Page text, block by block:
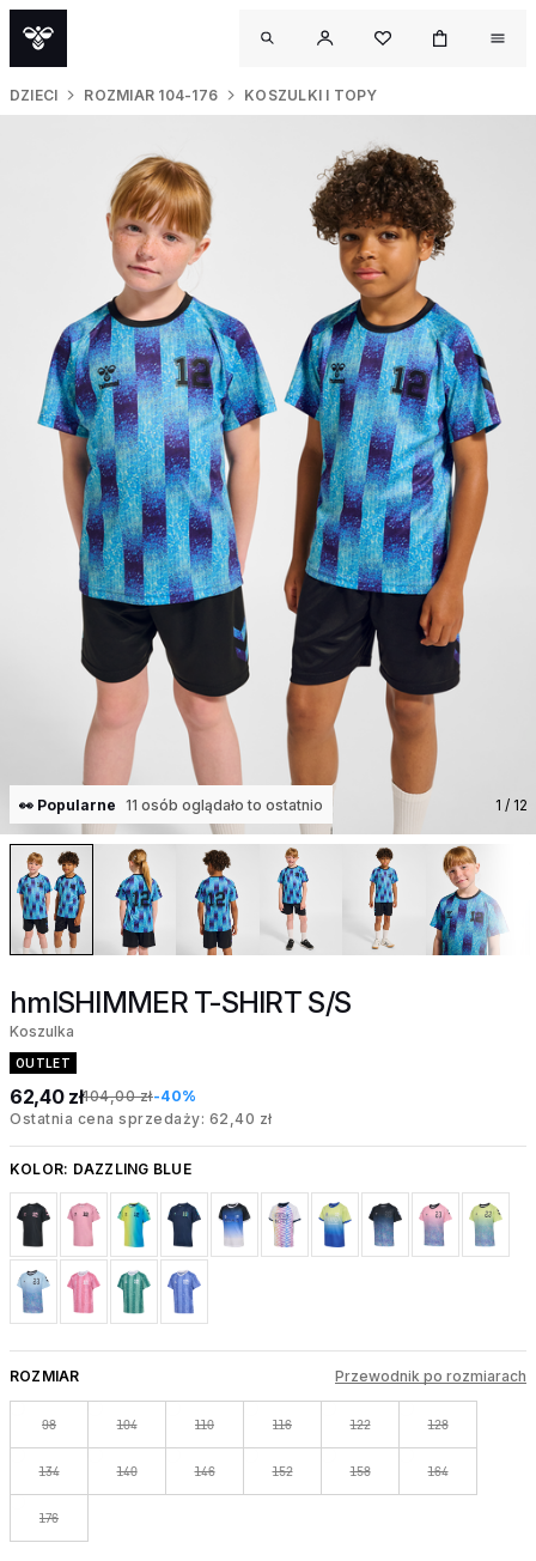
DZIECI ROZMIAR 104-176 KOSZULKI I TOPY
👀 Popularne 11 osób oglądało to ostatnio 1 / 12
hmlSHIMMER T-SHIRT S/S
Koszulka
OUTLET
62,40 zł104,00 zł-40%
Ostatnia cena sprzedaży: 62,40 zł
KOLOR: DAZZLING BLUE
ROZMIAR Przewodnik po rozmiarach
98 104 110 116 122 128
134 140 146 152 158 164
176